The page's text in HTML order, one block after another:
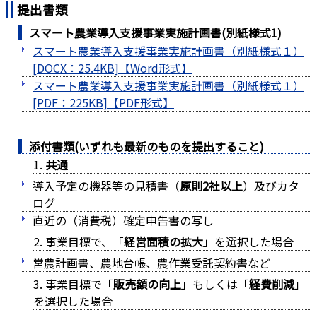
提出書類
スマート農業導入支援事業実施計画書(別紙様式1)
スマート農業導入支援事業実施計画書（別紙様式１）
[DOCX：25.4KB]
スマート農業導入支援事業実施計画書（別紙様式１）
[PDF：225KB]
添付書類(いずれも最新のものを提出すること)
共通
導入予定の機器等の見積書（原則2社以上）及びカタ
ログ
直近の（消費税）確定申告書の写し
事業目標で、「経営面積の拡大」を選択した場合
営農計画書、農地台帳、農作業受託契約書など
事業目標で「販売額の向上」もしくは「経費削減」
を選択した場合